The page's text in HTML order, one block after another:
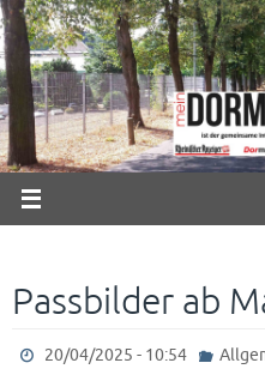
Zum
Inhalt
springen
Passbilder ab
20/04/2025 - 10:54